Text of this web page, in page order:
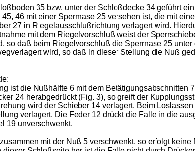
35 bzw. unter der Schloßdecke 34 geführt
46 mit einer Sperrnase 25 versehen ist, die mit
27 in Riegelausschlußrichtung verlagert wird.
mit dem Riegelvorschluß weist der
so daß beim Riegelvorschluß die Sperrnase 25
wird, so daß in dieser Stellung die Nuß
ist die Nußhälfte 6 mit dem
24 herabgedrückt (Fig. 3), so greift der
wird der Schieber 14 verlagert. Beim
verlagert. Die Feder 12 drückt die Falle in die
19 unverschwenkt.
mit der Nuß 5 verschwenkt, so erfolgt